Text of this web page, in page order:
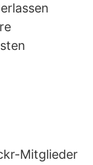
Mitglieder